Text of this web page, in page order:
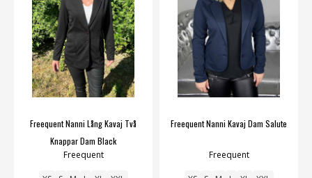
Freequent Nanni Lång Kavaj Två
Knappar Dam Black
Freequent
Freequent Nanni Kavaj Dam Salute
Freequent